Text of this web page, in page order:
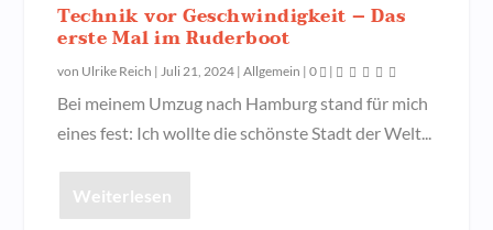
Technik vor Geschwindigkeit – Das
erste Mal im Ruderboot
von Ulrike Reich |Juli 21, 2024 |Allgemein |0 |
Bei meinem Umzug nach Hamburg stand für mich
eines fest: Ich wollte die schönste Stadt der Welt...
Weiterlesen